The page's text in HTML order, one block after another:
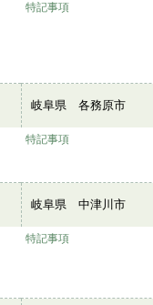
特記事項
岐阜県 各務原市
特記事項
岐阜県 中津川市
特記事項